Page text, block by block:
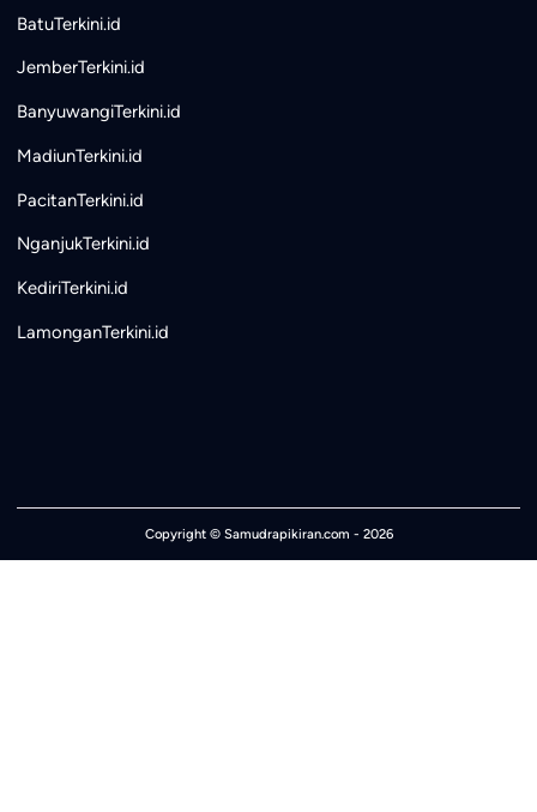
BatuTerkini.id
JemberTerkini.id
BanyuwangiTerkini.id
MadiunTerkini.id
PacitanTerkini.id
NganjukTerkini.id
KediriTerkini.id
LamonganTerkini.id
Copyright © Samudrapikiran.com - 2026